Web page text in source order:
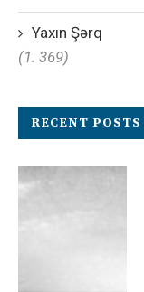
Yaxın Şərq
(1. 369)
RECENT POSTS